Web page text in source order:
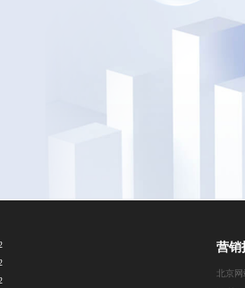
营销
北京